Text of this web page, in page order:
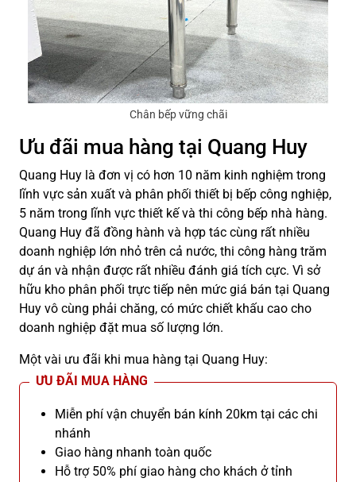
Chân bếp vững chãi
Ưu đãi mua hàng tại Quang Huy
Quang Huy là đơn vị có hơn 10 năm kinh nghiệm trong
lĩnh vực sản xuất và phân phối thiết bị bếp công nghiệp,
5 năm trong lĩnh vực thiết kế và thi công bếp nhà hàng.
Quang Huy đã đồng hành và hợp tác cùng rất nhiều
doanh nghiệp lớn nhỏ trên cả nước, thi công hàng trăm
dự án và nhận được rất nhiều đánh giá tích cực. Vì sở
hữu kho phân phối trực tiếp nên mức giá bán tại Quang
Huy vô cùng phải chăng, có mức chiết khấu cao cho
doanh nghiệp đặt mua số lượng lớn.
Một vài ưu đãi khi mua hàng tại Quang Huy:
ƯU ĐÃI MUA HÀNG
Miễn phí vận chuyển bán kính 20km tại các chi
nhánh
Giao hàng nhanh toàn quốc
Hỗ trợ 50% phí giao hàng cho khách ở tỉnh